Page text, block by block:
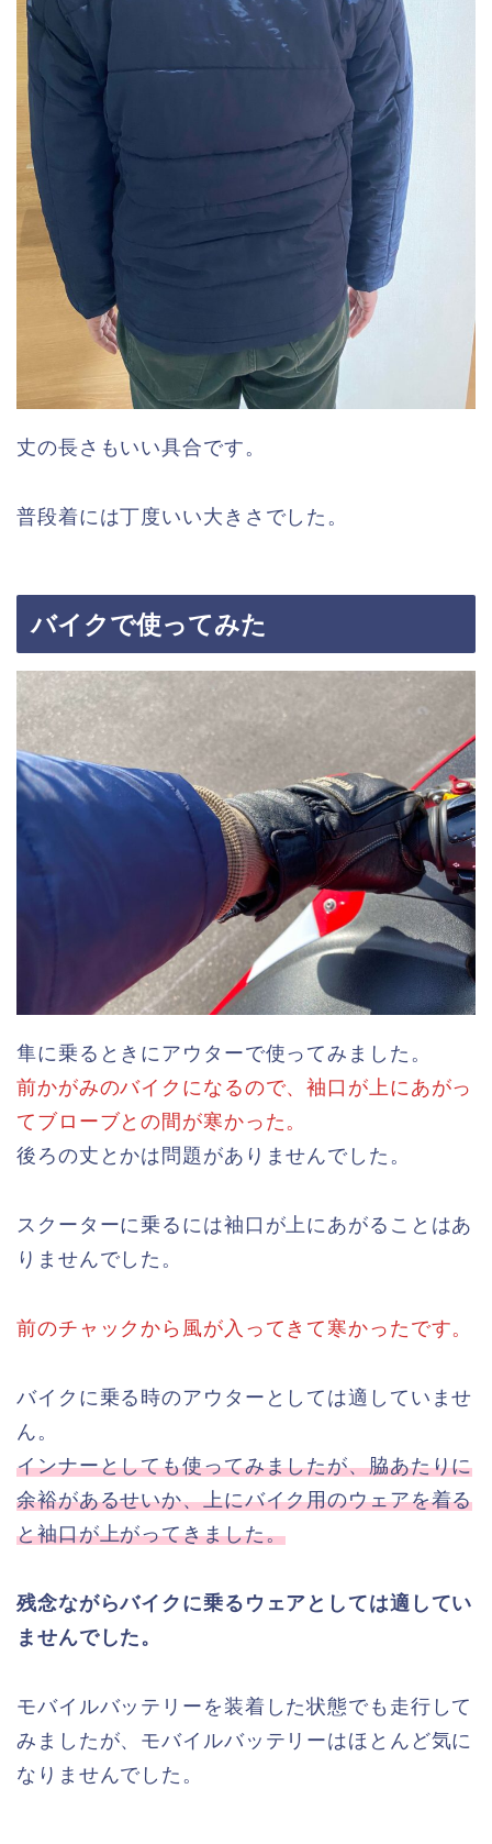
丈の長さもいい具合です。
普段着には丁度いい大きさでした。
バイクで使ってみた
隼に乗るときにアウターで使ってみました。
前かがみのバイクになるので、袖口が上にあがっ
てブローブとの間が寒かった。
後ろの丈とかは問題がありませんでした。
スクーターに乗るには袖口が上にあがることはあ
りませんでした。
前のチャックから風が入ってきて寒かったです。
バイクに乗る時のアウターとしては適していませ
ん。
インナーとしても使ってみましたが、脇あたりに
余裕があるせいか、上にバイク用のウェアを着る
と袖口が上がってきました。
残念ながらバイクに乗るウェアとしては適してい
ませんでした。
モバイルバッテリーを装着した状態でも走行して
みましたが、モバイルバッテリーはほとんど気に
なりませんでした。